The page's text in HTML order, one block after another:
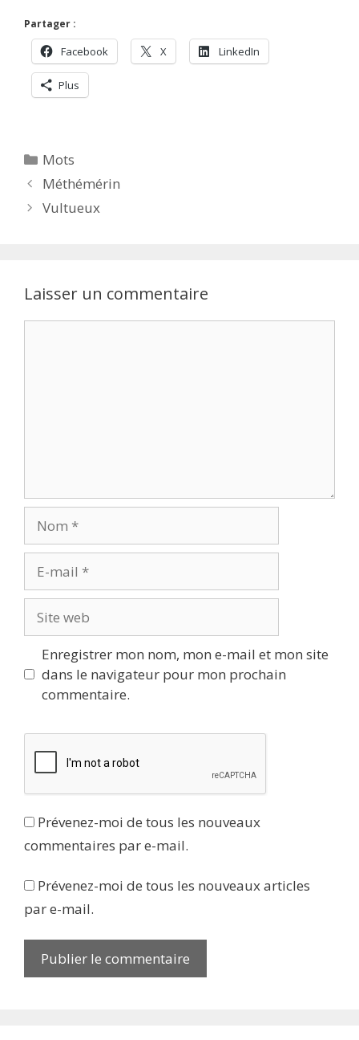
Partager :
Facebook X LinkedIn
Plus
Catégories
Mots
Méthémérin
Vultueux
Laisser un commentaire
mail
web
Enregistrer mon nom, mon e-mail et mon site
dans le navigateur pour mon prochain
commentaire.
Prévenez-moi de tous les nouveaux
commentaires par e-mail.
Prévenez-moi de tous les nouveaux articles
par e-mail.